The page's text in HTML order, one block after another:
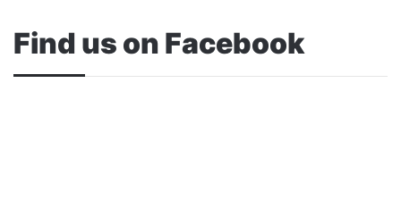
Find us on Facebook